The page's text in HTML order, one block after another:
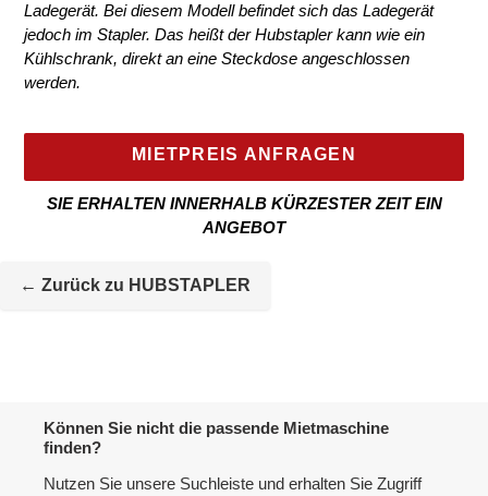
Ladegerät. Bei diesem Modell befindet sich das Ladegerät
jedoch im Stapler. Das heißt der Hubstapler kann wie ein
Kühlschrank, direkt an eine Steckdose angeschlossen
werden.
MIETPREIS ANFRAGEN
SIE ERHALTEN INNERHALB KÜRZESTER ZEIT EIN
ANGEBOT
wird
← Zurück zu HUBSTAPLER
Können Sie nicht die passende Mietmaschine
finden?
Nutzen Sie unsere Suchleiste und erhalten Sie Zugriff